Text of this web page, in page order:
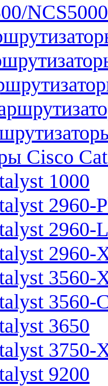
Cisco
1000
2960-
2960-L
2960-
3560-
3560-
3650
3750-
9200